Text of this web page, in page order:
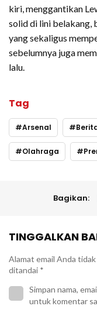
kiri, menggantikan
solid di lini belakang,
yang sekaligus
sebelumnya juga
lalu.
Tag
Arsenal
Olahraga
Bagikan:
TINGGALKAN
Alamat email Anda
ditandai *
Simpan nama,
untuk komentar